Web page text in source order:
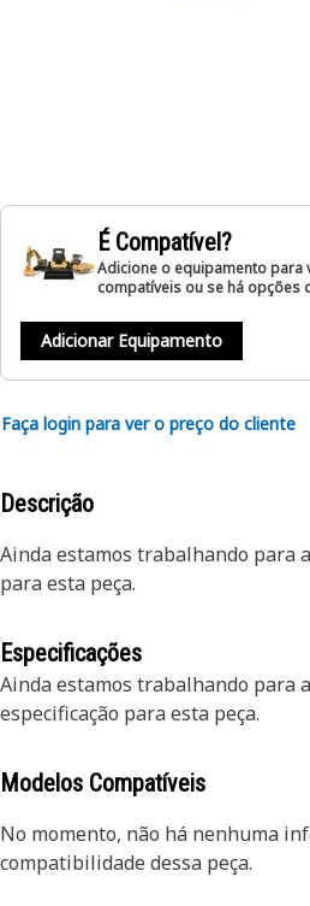
É Compatível?
Adicione o equipamento para
compatíveis ou se há opções
Adicionar Equipamento
Faça login para ver o preço do cliente
Descrição
Ainda estamos trabalhando para
para esta peça.
Especificações
Ainda estamos trabalhando para
especificação para esta peça.
Modelos Compatíveis
No momento, não há nenhuma
compatibilidade dessa peça.